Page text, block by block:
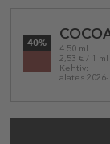
variation
40%
4.50 ml
2,53 € / 1 ml
Kehtiv:
alates